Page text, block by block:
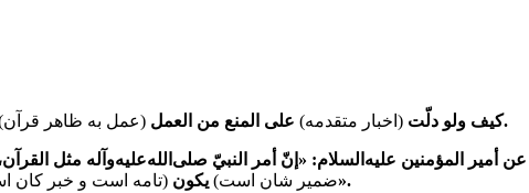
كيف ولو دلّت (اخبار متقدمه) على المنع من العمل (عمل به ظاهر على عدم جواز العمل بأحاديث أهل البيت عليهم‌السلام.
أمير المؤمنين عليه‌السلام: «إنّ أمر النبيّ صلى‌الله‌عليه‌وآله مثل
ضمیر شان است) يكون (تامه است و خبر کان وجهان، وكلام عامّ وكلام خاصّ، مثل القرآن».